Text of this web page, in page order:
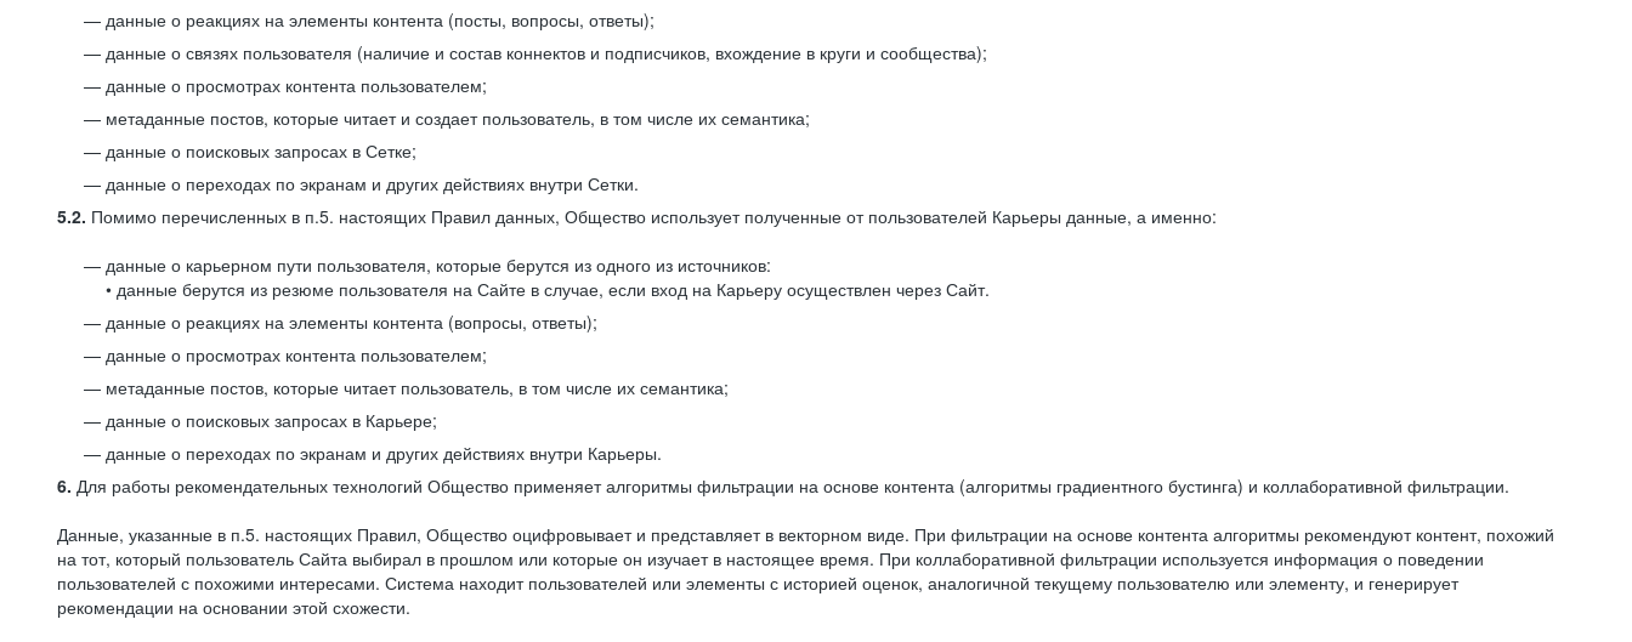
данные о реакциях на элементы контента (посты, вопросы, ответы);
данные о связях пользователя (наличие и состав коннектов и подписчиков, вхождение в круги и сообщества);
данные о просмотрах контента пользователем;
метаданные постов, которые читает и создает пользователь, в том числе их семантика;
данные о поисковых запросах в Сетке;
данные о переходах по экранам и других действиях внутри Сетки.
5.2. Помимо перечисленных в п.5. настоящих Правил данных, Общество использует полученные от пользователей Карьеры данные, а именно:
данные о карьерном пути пользователя, которые берутся из одного из источников:
• данные берутся из резюме пользователя на Сайте в случае, если вход на Карьеру осуществлен через Сайт.
данные о реакциях на элементы контента (вопросы, ответы);
данные о просмотрах контента пользователем;
метаданные постов, которые читает пользователь, в том числе их семантика;
данные о поисковых запросах в Карьере;
данные о переходах по экранам и других действиях внутри Карьеры.
6. Для работы рекомендательных технологий Общество применяет алгоритмы фильтрации на основе контента (алгоритмы градиентного бустинга) и коллаборативной фильтрации.
Данные, указанные в п.5. настоящих Правил, Общество оцифровывает и представляет в векторном виде. При фильтрации на основе контента алгоритмы рекомендуют контент, похожий
на тот, который пользователь Сайта выбирал в прошлом или которые он изучает в настоящее время. При коллаборативной фильтрации используется информация о поведении
пользователей с похожими интересами. Система находит пользователей или элементы с историей оценок, аналогичной текущему пользователю или элементу, и генерирует
рекомендации на основании этой схожести.